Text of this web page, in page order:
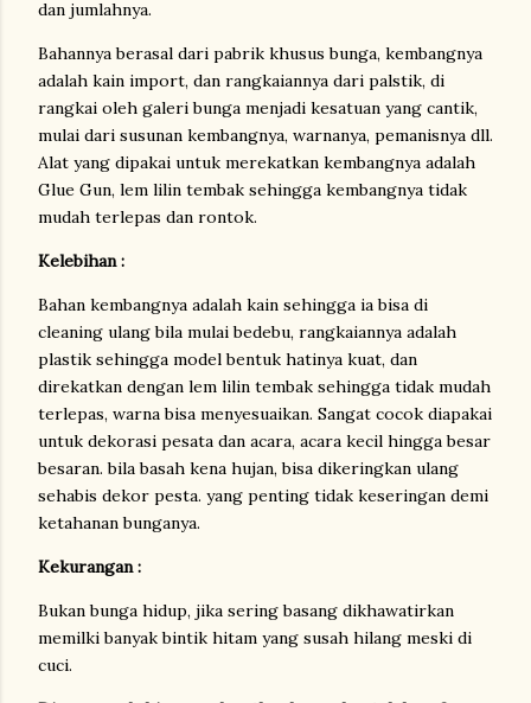
dan jumlahnya.
Bahannya berasal dari pabrik khusus bunga, kembangnya
adalah kain import, dan rangkaiannya dari palstik, di
rangkai oleh galeri bunga menjadi kesatuan yang cantik,
mulai dari susunan kembangnya, warnanya, pemanisnya dll.
Alat yang dipakai untuk merekatkan kembangnya adalah
Glue Gun, lem lilin tembak sehingga kembangnya tidak
mudah terlepas dan rontok.
Kelebihan :
Bahan kembangnya adalah kain sehingga ia bisa di
cleaning ulang bila mulai bedebu, rangkaiannya adalah
plastik sehingga model bentuk hatinya kuat, dan
direkatkan dengan lem lilin tembak sehingga tidak mudah
terlepas, warna bisa menyesuaikan. Sangat cocok diapakai
untuk dekorasi pesata dan acara, acara kecil hingga besar
besaran. bila basah kena hujan, bisa dikeringkan ulang
sehabis dekor pesta. yang penting tidak keseringan demi
ketahanan bunganya.
Kekurangan :
Bukan bunga hidup, jika sering basang dikhawatirkan
memilki banyak bintik hitam yang susah hilang meski di
cuci.